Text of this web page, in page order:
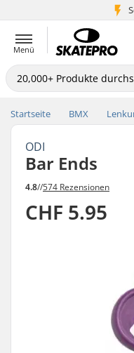
Menü
Startseite BMX
ODI
Bar Ends
4.8//574 Rezensionen
CHF 5.95